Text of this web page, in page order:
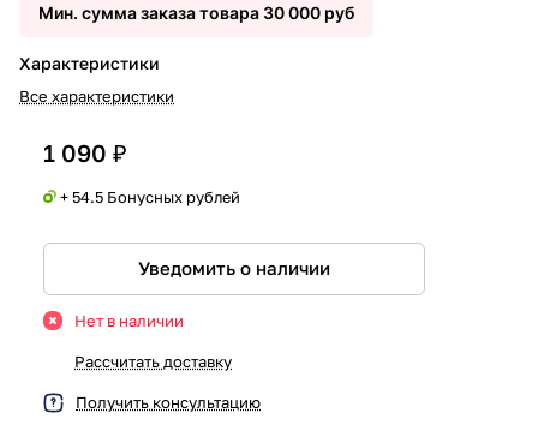
Мин. сумма заказа товара 30 000 руб
Характеристики
Все характеристики
1 090 ₽
+ 54.5 Бонусных рублей
Уведомить о наличии
Нет в наличии
Рассчитать доставку
Получить консультацию